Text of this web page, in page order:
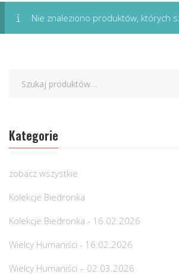
Nie znaleziono produktów, których
Kategorie
zobacz wszystkie
Kolekcje Biedronka
Kolekcje Biedronka - 16.02.2026
Wielcy Humaniści - 16.02.2026
Wielcy Humaniści – 02.03.2026